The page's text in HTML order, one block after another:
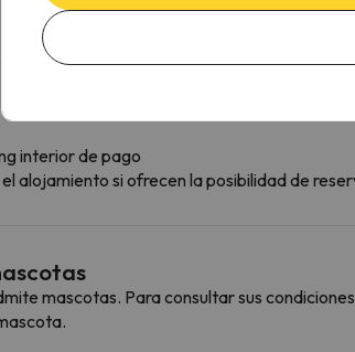
interior de pago
alojamiento si ofrecen la posibilidad de
mascotas. Para consultar sus